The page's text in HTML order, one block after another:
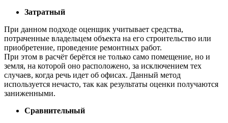
Затратный
При данном подходе оценщик учитывает средства,
потраченные владельцем объекта на его строительство или
приобретение, проведение ремонтных работ.
При этом в расчёт берётся не только само помещение, но и
земля, на которой оно расположено, за исключением тех
случаев, когда речь идет об офисах. Данный метод
используется нечасто, так как результаты оценки получаются
заниженными.
Сравнительный